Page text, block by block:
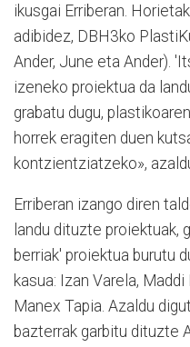
ikusgai Erriberan.
adibidez, DBH3ko
Ander, June eta Ander).
izeneko proiektua da
grabatu dugu,
horrek eragiten duen
kontzientziatzeko»,
Erriberan izango diren
landu dituzte proiektuak,
berriak' proiektua burutu
kasua: Izan Varela,
Manex Tapia. Azaldu
bazterrak garbitu dituzte